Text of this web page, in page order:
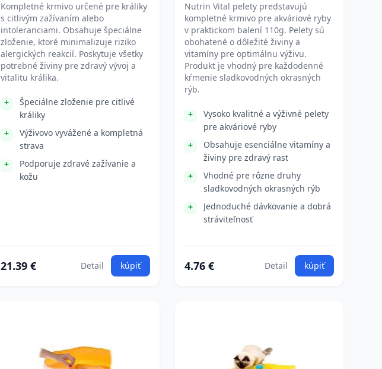
Kompletné krmivo určené pre králiky
s citlivým zažívaním alebo
intoleranciami. Obsahuje špeciálne
zloženie, ktoré minimalizuje riziko
alergických reakcií. Poskytuje všetky
potrebné živiny pre zdravý vývoj a
vitalitu králika.
Špeciálne zloženie pre citlivé
králiky
Výživovo vyvážené a kompletná
strava
Podporuje zdravé zažívanie a
kožu
21.39 € Detail kúpiť
Nutrin Vital pelety predstavujú
kompletné krmivo pre akváriové ryby
v praktickom balení 110g. Pelety sú
obohatené o dôležité živiny a
vitamíny pre optimálnu výživu.
Produkt je vhodný pre každodenné
kŕmenie sladkovodných okrasných
rýb.
Vysoko kvalitné a výživné pelety
pre akváriové ryby
Obsahuje esenciálne vitamíny a
živiny pre zdravý rast
Vhodné pre rôzne druhy
sladkovodných okrasných rýb
Jednoduché dávkovanie a dobrá
stráviteľnosť
4.76 € Detail kúpiť